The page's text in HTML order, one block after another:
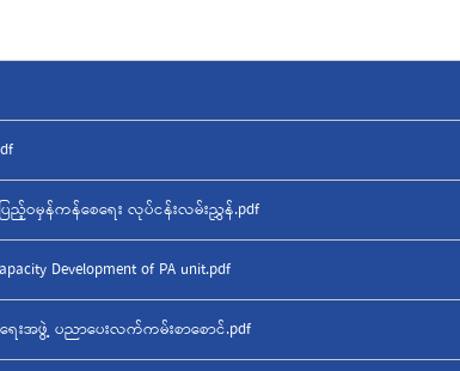
ည့်ဝမှန်ကန်စေရေး လုပ်ငန်းလမ်းညွှန်.pdf
Development of PA unit.pdf
အဖွဲ့ ပညာပေးလက်ကမ်းစာစောင်.pdf